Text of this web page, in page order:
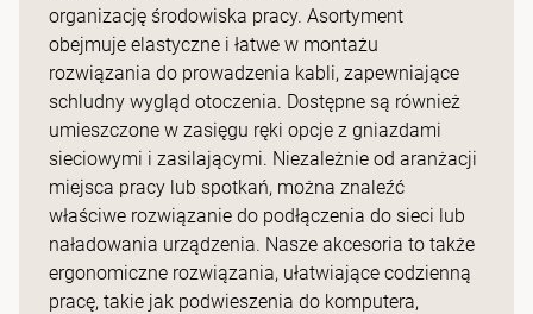
organizację środowiska pracy. Asortyment
obejmuje elastyczne i łatwe w montażu
rozwiązania do prowadzenia kabli, zapewniające
schludny wygląd otoczenia. Dostępne są również
umieszczone w zasięgu ręki opcje z gniazdami
sieciowymi i zasilającymi. Niezależnie od aranżacji
miejsca pracy lub spotkań, można znaleźć
właściwe rozwiązanie do podłączenia do sieci lub
naładowania urządzenia. Nasze akcesoria to także
ergonomiczne rozwiązania, ułatwiające codzienną
pracę, takie jak podwieszenia do komputera,